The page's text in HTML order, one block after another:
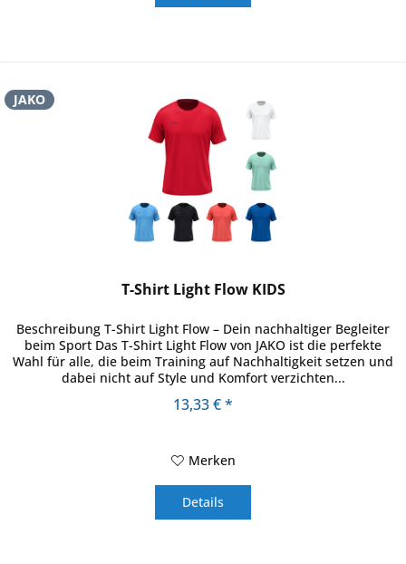
JAKO
T-Shirt Light Flow KIDS
Beschreibung T-Shirt Light Flow – Dein nachhaltiger Begleiter
beim Sport Das T-Shirt Light Flow von JAKO ist die perfekte
Wahl für alle, die beim Training auf Nachhaltigkeit setzen und
dabei nicht auf Style und Komfort verzichten...
13,33 € *
Merken
Details